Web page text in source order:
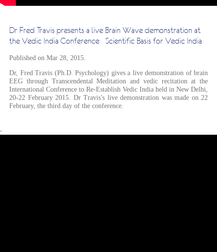
Dr Fred Travis presents a live Brain Wave demonstration at
the Vedic India Conference - Scientific Basis for Vedic India
Published on Mar 28, 2015.
Dr, Fred Travis (Ph.D. Psychology) gives a live demonstration of brain
EEG through Transcendental Meditation and vedic recitation at the
International Conference to Re-Establish Vedic India held in New Delhi,
20-22 February 2015. Dr Travis's live demonstration was made on 22
February, the third day of the conference.
-